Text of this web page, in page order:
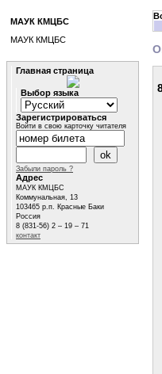
МАУК КМЦБС
МАУК КМЦБС
Главная страница
Выбор языка
Зарегистрироваться
Войти в свою карточку читателя
Забыли пароль ?
Адрес
МАУК КМЦБС
Коммунальная, 13
103465 р.п. Красные Баки
Россия
8 (831-56) 2 – 19 – 71
контакт